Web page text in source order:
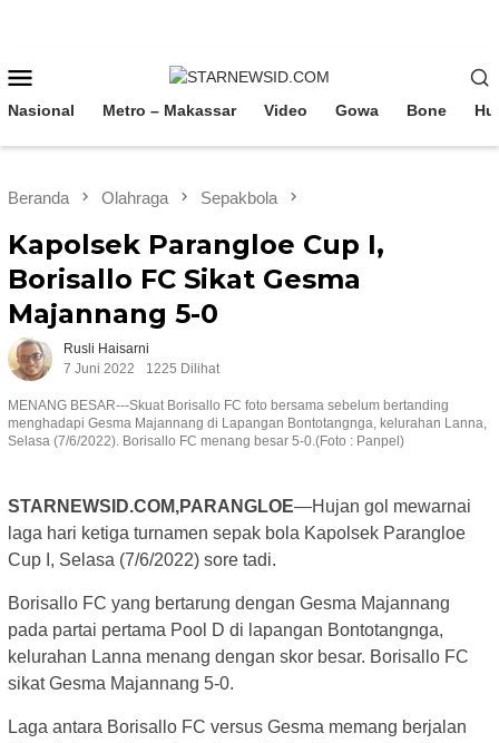
Mobile
Nasional Metro – Makassar Video Gowa Bone
Beranda Olahraga Sepakbola
Kapolsek Parangloe Cup I,
Borisallo FC Sikat Gesma
Majannang 5-0
Rusli Haisarni
7 Juni 2022
1225 Dilihat
MENANG BESAR---Skuat Borisallo FC foto bersama sebelum bertanding
menghadapi Gesma Majannang di Lapangan Bontotangnga, kelurahan Lanna,
Selasa (7/6/2022). Borisallo FC menang besar 5-0.(Foto : Panpel)
STARNEWSID.COM,PARANGLOE—Hujan gol mewarnai
laga hari ketiga turnamen sepak bola Kapolsek Parangloe
Cup I, Selasa (7/6/2022) sore tadi.
Borisallo FC yang bertarung dengan Gesma Majannang
pada partai pertama Pool D di lapangan Bontotangnga,
kelurahan Lanna menang dengan skor besar. Borisallo FC
sikat Gesma Majannang 5-0.
Laga antara Borisallo FC versus Gesma memang berjalan